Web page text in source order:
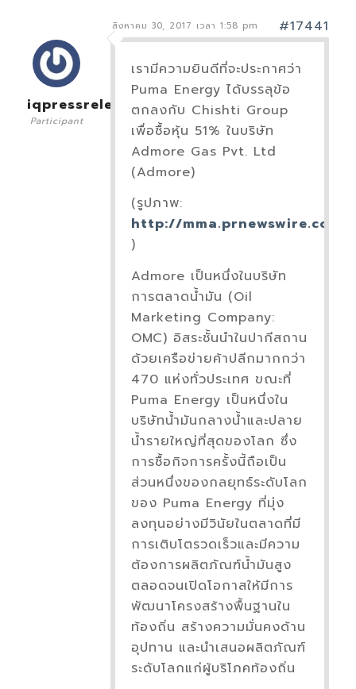
สิงหาคม 30, 2017 เวลา 1:58 pm #17441
iqpressrelease
Participant
เรามีความยินดีที่จะประกาศว่า
Puma Energy ได้บรรลุข้อ
ตกลงกับ Chishti Group
เพื่อซื้อหุ้น 51% ในบริษัท
Admore Gas Pvt. Ltd
(Admore)
(รูปภาพ:
http://mma.prnewswire.com/
)
Admore เป็นหนึ่งในบริษัท
การตลาดน้ำมัน (Oil
Marketing Company:
OMC) อิสระชั้นนำในปากีสถาน
ด้วยเครือข่ายค้าปลีกมากกว่า
470 แห่งทั่วประเทศ ขณะที่
Puma Energy เป็นหนึ่งใน
บริษัทน้ำมันกลางน้ำและปลาย
น้ำรายใหญ่ที่สุดของโลก ซึ่ง
การซื้อกิจการครั้งนี้ถือเป็น
ส่วนหนึ่งของกลยุทธ์ระดับโลก
ของ Puma Energy ที่มุ่ง
ลงทุนอย่างมีวินัยในตลาดที่มี
การเติบโตรวดเร็วและมีความ
ต้องการผลิตภัณฑ์น้ำมันสูง
ตลอดจนเปิดโอกาสให้มีการ
พัฒนาโครงสร้างพื้นฐานใน
ท้องถิ่น สร้างความมั่นคงด้าน
อุปทาน และนำเสนอผลิตภัณฑ์
ระดับโลกแก่ผู้บริโภคท้องถิ่น